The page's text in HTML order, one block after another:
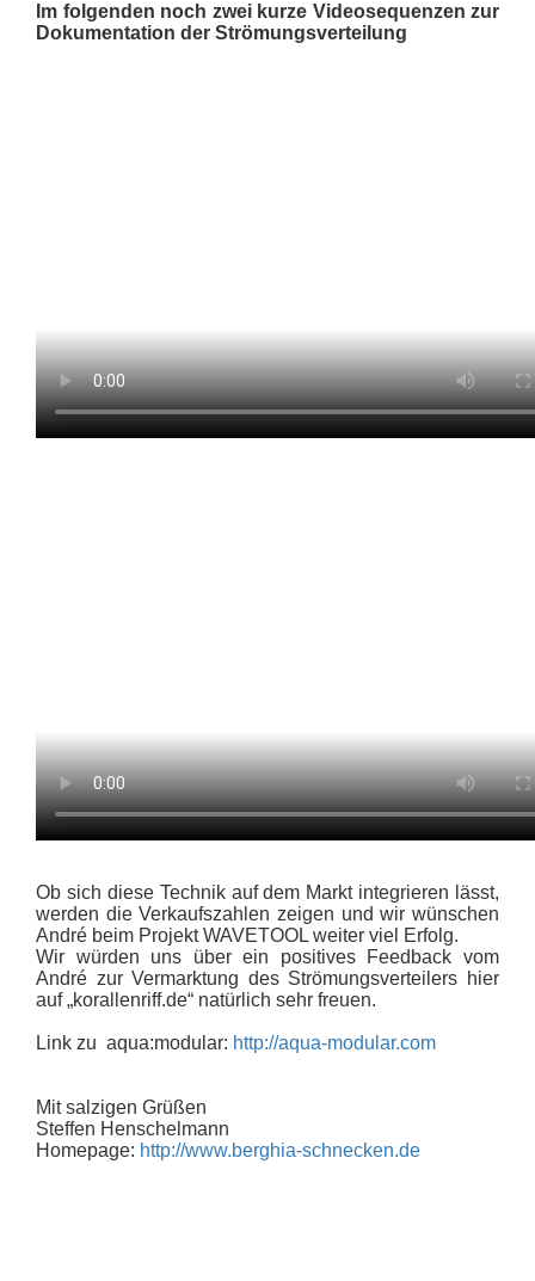
Im folgenden noch zwei kurze Videosequenzen zur
Dokumentation der Strömungsverteilung
Ob sich diese Technik auf dem Markt integrieren lässt,
werden die Verkaufszahlen zeigen und wir wünschen
André beim Projekt WAVETOOL weiter viel Erfolg.
Wir würden uns über ein positives Feedback vom
André zur Vermarktung des Strömungsverteilers hier
auf „korallenriff.de“ natürlich sehr freuen.
Link zu aqua:modular: http://aqua-modular.com
Mit salzigen Grüßen
Steffen Henschelmann
Homepage: http://www.berghia-schnecken.de